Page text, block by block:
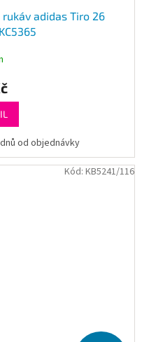
adidas Tiro 26
od objednávky
Kód: KB5241/116